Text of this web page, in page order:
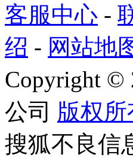
客服中心 -
绍 - 网站地
Copyright ©
公司 版权所
搜狐不良信